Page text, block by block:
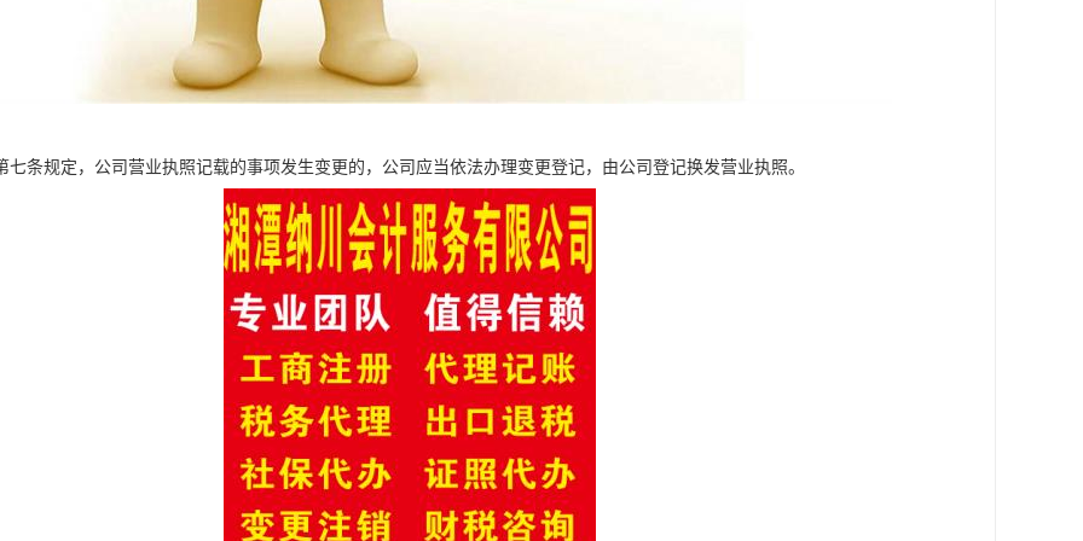
七条规定，公司营业执照记载的事项发生变更的，公司应当依法办理变更登记，由公司登记换发营业执照。